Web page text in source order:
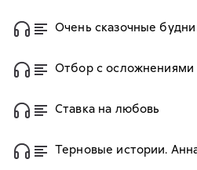
Очень сказочные будни
Отбор с осложнениями
Ставка на любовь
Терновые истории.